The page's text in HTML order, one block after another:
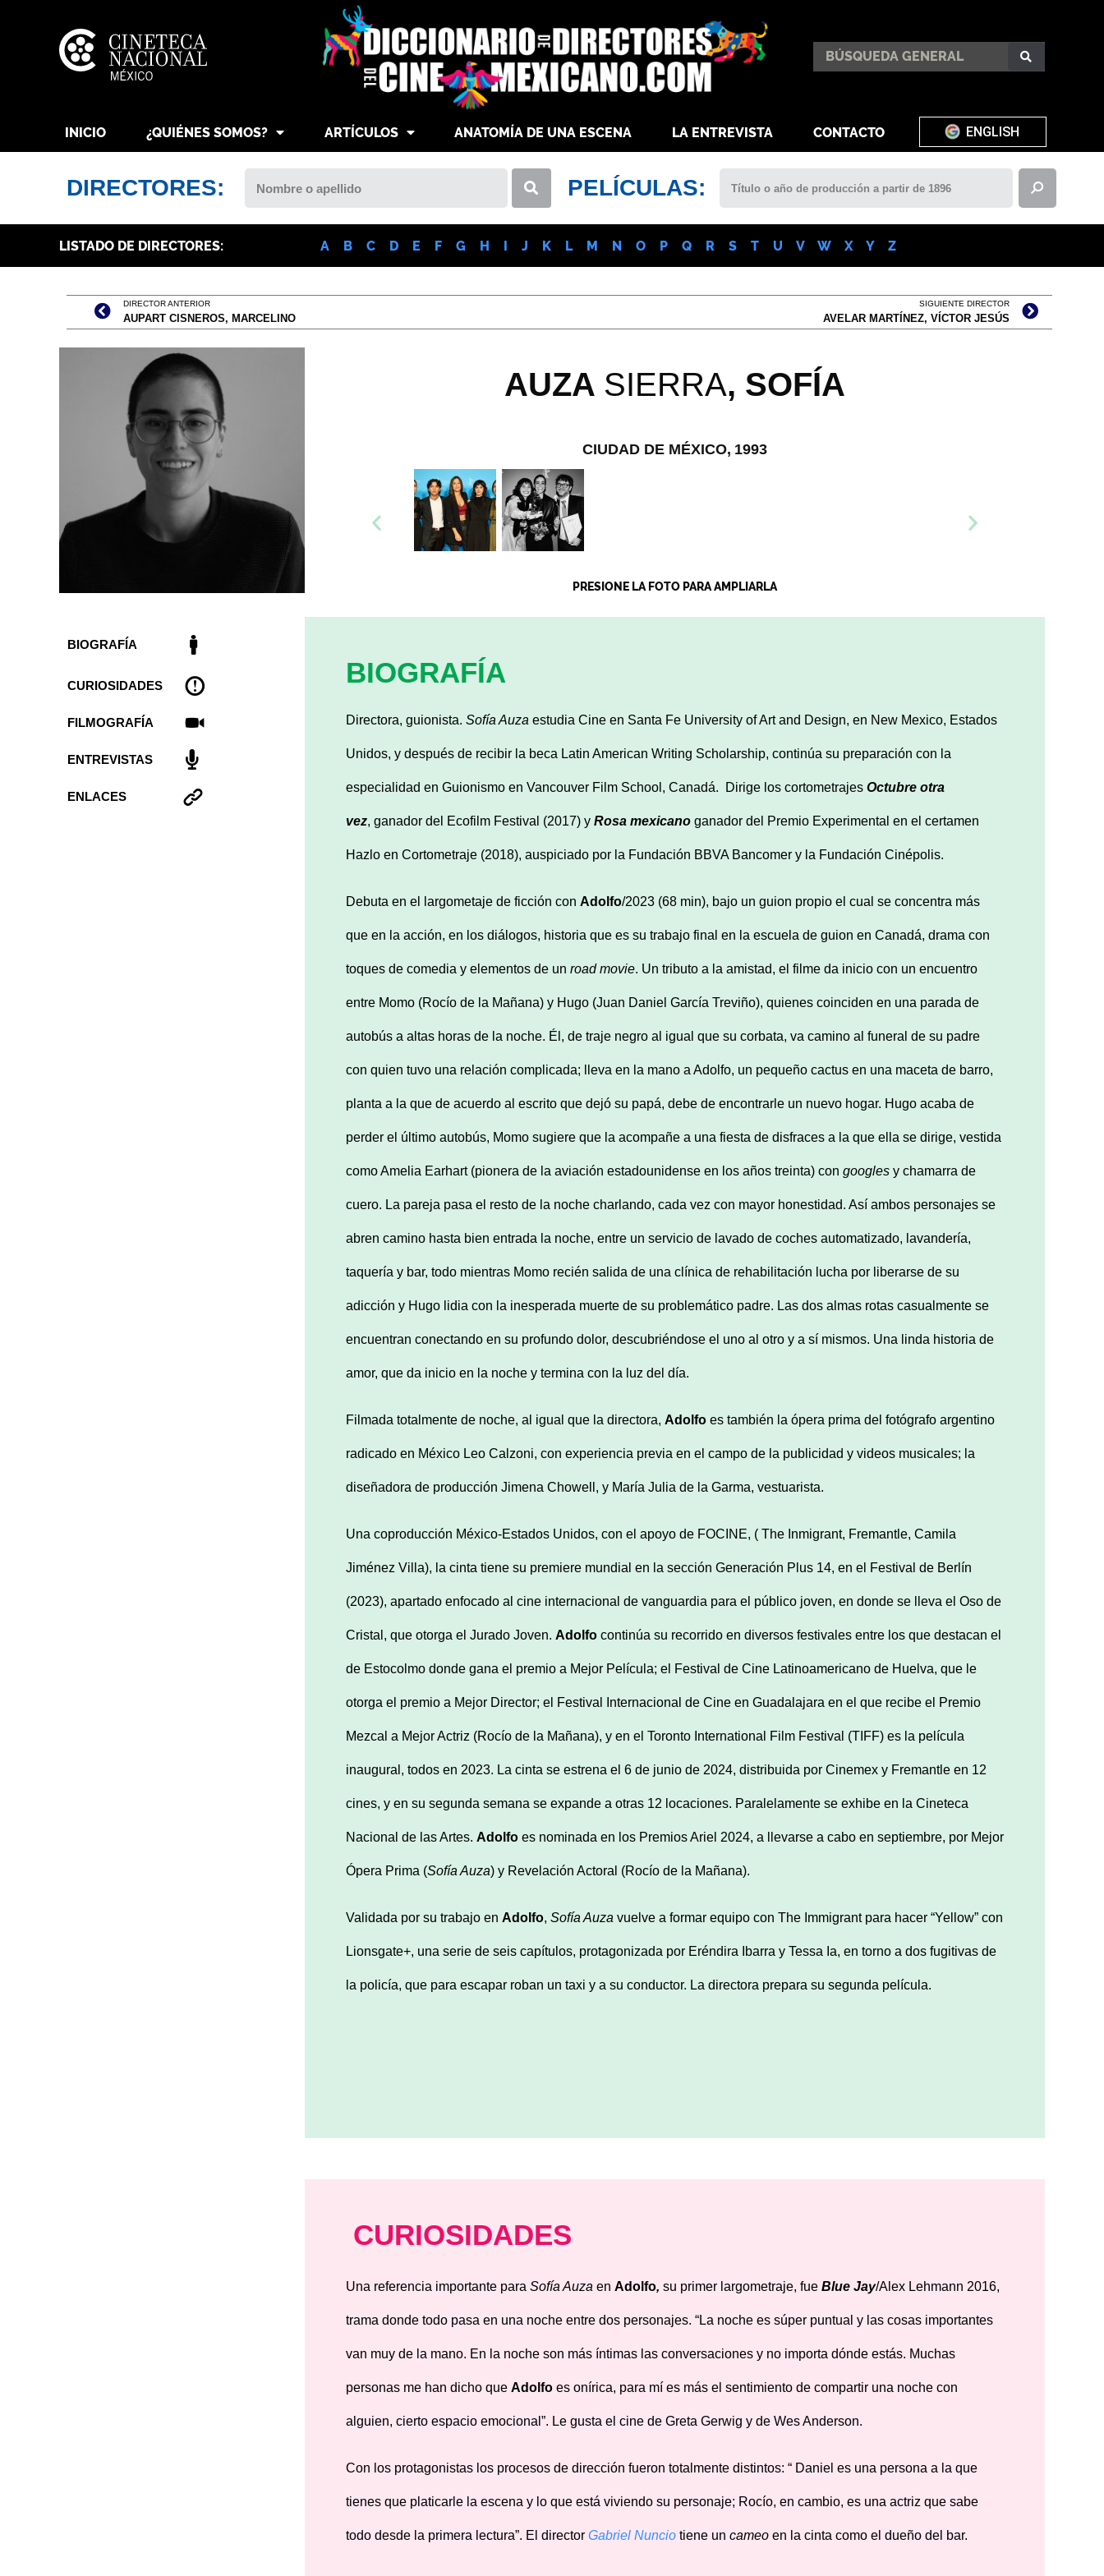
INICIO ¿QUIÉNES SOMOS? ARTÍCULOS ANATOMÍA DE UNA ESCENA LA ENTREVISTA CONTACTO ENGLISH
DIRECTORES: PELÍCULAS:
LISTADO DE DIRECTORES: A B C D E F G H I J K L M N O P Q R S T U V W X Y Z
DIRECTOR ANTERIOR
AUPART CISNEROS, MARCELINO
SIGUIENTE DIRECTOR
AVELAR MARTÍNEZ, VÍCTOR JESÚS
BIOGRAFÍA
CURIOSIDADES
FILMOGRAFÍA
ENTREVISTAS
ENLACES
AUZA SIERRA, SOFÍA
CIUDAD DE MÉXICO, 1993
PRESIONE LA FOTO PARA AMPLIARLA
BIOGRAFÍA
Directora, guionista. Sofía Auza estudia Cine en Santa Fe University of Art and Design, en New Mexico, Estados
Unidos, y después de recibir la beca Latin American Writing Scholarship, continúa su preparación con la
especialidad en Guionismo en Vancouver Film School, Canadá. Dirige los cortometrajes Octubre otra
vez, ganador del Ecofilm Festival (2017) y Rosa mexicano ganador del Premio Experimental en el certamen
Hazlo en Cortometraje (2018), auspiciado por la Fundación BBVA Bancomer y la Fundación Cinépolis.
Debuta en el largometaje de ficción con Adolfo/2023 (68 min), bajo un guion propio el cual se concentra más
que en la acción, en los diálogos, historia que es su trabajo final en la escuela de guion en Canadá, drama con
toques de comedia y elementos de un road movie. Un tributo a la amistad, el filme da inicio con un encuentro
entre Momo (Rocío de la Mañana) y Hugo (Juan Daniel García Treviño), quienes coinciden en una parada de
autobús a altas horas de la noche. Él, de traje negro al igual que su corbata, va camino al funeral de su padre
con quien tuvo una relación complicada; lleva en la mano a Adolfo, un pequeño cactus en una maceta de barro,
planta a la que de acuerdo al escrito que dejó su papá, debe de encontrarle un nuevo hogar. Hugo acaba de
perder el último autobús, Momo sugiere que la acompañe a una fiesta de disfraces a la que ella se dirige, vestida
como Amelia Earhart (pionera de la aviación estadounidense en los años treinta) con googles y chamarra de
cuero. La pareja pasa el resto de la noche charlando, cada vez con mayor honestidad. Así ambos personajes se
abren camino hasta bien entrada la noche, entre un servicio de lavado de coches automatizado, lavandería,
taquería y bar, todo mientras Momo recién salida de una clínica de rehabilitación lucha por liberarse de su
adicción y Hugo lidia con la inesperada muerte de su problemático padre. Las dos almas rotas casualmente se
encuentran conectando en su profundo dolor, descubriéndose el uno al otro y a sí mismos. Una linda historia de
amor, que da inicio en la noche y termina con la luz del día.
Filmada totalmente de noche, al igual que la directora, Adolfo es también la ópera prima del fotógrafo argentino
radicado en México Leo Calzoni, con experiencia previa en el campo de la publicidad y videos musicales; la
diseñadora de producción Jimena Chowell, y María Julia de la Garma, vestuarista.
Una coproducción México-Estados Unidos, con el apoyo de FOCINE, ( The Inmigrant, Fremantle, Camila
Jiménez Villa), la cinta tiene su premiere mundial en la sección Generación Plus 14, en el Festival de Berlín
(2023), apartado enfocado al cine internacional de vanguardia para el público joven, en donde se lleva el Oso de
Cristal, que otorga el Jurado Joven. Adolfo continúa su recorrido en diversos festivales entre los que destacan el
de Estocolmo donde gana el premio a Mejor Película; el Festival de Cine Latinoamericano de Huelva, que le
otorga el premio a Mejor Director; el Festival Internacional de Cine en Guadalajara en el que recibe el Premio
Mezcal a Mejor Actriz (Rocío de la Mañana), y en el Toronto International Film Festival (TIFF) es la película
inaugural, todos en 2023. La cinta se estrena el 6 de junio de 2024, distribuida por Cinemex y Fremantle en 12
cines, y en su segunda semana se expande a otras 12 locaciones. Paralelamente se exhibe en la Cineteca
Nacional de las Artes. Adolfo es nominada en los Premios Ariel 2024, a llevarse a cabo en septiembre, por Mejor
Ópera Prima (Sofía Auza) y Revelación Actoral (Rocío de la Mañana).
Validada por su trabajo en Adolfo, Sofía Auza vuelve a formar equipo con The Immigrant para hacer “Yellow” con
Lionsgate+, una serie de seis capítulos, protagonizada por Eréndira Ibarra y Tessa Ia, en torno a dos fugitivas de
la policía, que para escapar roban un taxi y a su conductor. La directora prepara su segunda película.
CURIOSIDADES
Una referencia importante para Sofía Auza en Adolfo, su primer largometraje, fue Blue Jay/Alex Lehmann 2016,
trama donde todo pasa en una noche entre dos personajes. “La noche es súper puntual y las cosas importantes
van muy de la mano. En la noche son más íntimas las conversaciones y no importa dónde estás. Muchas
personas me han dicho que Adolfo es onírica, para mí es más el sentimiento de compartir una noche con
alguien, cierto espacio emocional”. Le gusta el cine de Greta Gerwig y de Wes Anderson.
Con los protagonistas los procesos de dirección fueron totalmente distintos: “ Daniel es una persona a la que
tienes que platicarle la escena y lo que está viviendo su personaje; Rocío, en cambio, es una actriz que sabe
todo desde la primera lectura”. El director Gabriel Nuncio tiene un cameo en la cinta como el dueño del bar.